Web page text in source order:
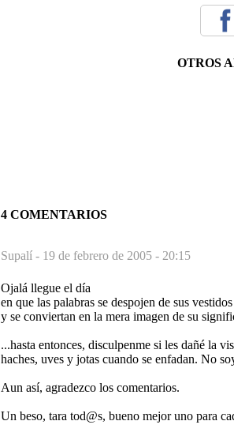
OTROS
4 COMENTARIOS
Supalí - 19 de febrero de 2005 - 20:15
Ojalá llegue el día
en que las palabras se despojen de sus vestidos
y se conviertan en la mera imagen de su
...hasta entonces, disculpenme si les dañé la
haches, uves y jotas cuando se enfadan. No
Aun así, agradezco los comentarios.
Un beso, tara tod@s, bueno mejor uno para